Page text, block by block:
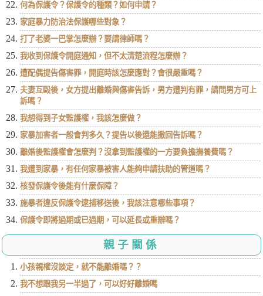
何為保護令？保護令的種類？如何申請？
家庭暴力防治法保護哪些對象？
打了老婆一巴掌怎麼辦？要請律師嗎？
我收到保護令開庭通知，但不太清楚流程怎麼辦？
遭配偶提告傷害罪，開庭時該怎麼應對？會很嚴重嗎？
夫妻互毆後，女方提出離婚與傷害告訴，男方遭判有罪，請問男方可上
訴嗎？
我想得到子女監護權，我該怎麼做？
家暴加害者一般會判多久？提告以後還能撤回告訴嗎？
離婚後監護權會怎麼判？沒拿到監護權的一方要負擔撫養費嗎？
我遭到家暴，有任何家暴被害人能夠申請扶助的管道嗎？
核發保護令後能有什麼保障？
施暴者違反保護令逮捕移送後，我該注意哪些事項？
保護令即將過期或已過期，可以延長或重辦嗎？
親子關係
小孩親權沒談定，就不能離婚嗎？？
我不想跟我另一半過了，可以好好離婚嗎